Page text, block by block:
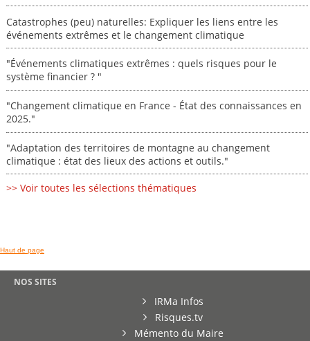
Catastrophes (peu) naturelles: Expliquer les liens entre les
événements extrêmes et le changement climatique
"Événements climatiques extrêmes : quels risques pour le
système financier ? "
"Changement climatique en France - État des connaissances en
2025."
"Adaptation des territoires de montagne au changement
climatique : état des lieux des actions et outils."
>> Voir toutes les sélections thématiques
Haut de page
NOS SITES
IRMa Infos
Risques.tv
Mémento du Maire